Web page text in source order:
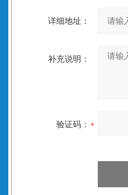
详细地址：
补充说明：
验证码：